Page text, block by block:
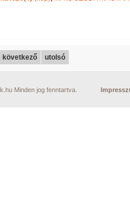
következő utolsó
Minden jog fenntartva.